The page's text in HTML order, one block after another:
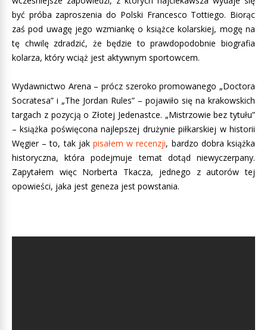
być próba zaproszenia do Polski Francesco Tottiego. Biorąc
zaś pod uwagę jego wzmiankę o książce kolarskiej, mogę na
tę chwilę zdradzić, że będzie to prawdopodobnie biografia
kolarza, który wciąż jest aktywnym sportowcem.
Wydawnictwo Arena – prócz szeroko promowanego „Doctora
Socratesa” i „The Jordan Rules” – pojawiło się na krakowskich
targach z pozycją o Złotej Jedenastce. „Mistrzowie bez tytułu”
– książka poświęcona najlepszej drużynie piłkarskiej w historii
Węgier – to, tak jak pisałem w recenzji, bardzo dobra książka
historyczna, która podejmuje temat dotąd niewyczerpany.
Zapytałem więc Norberta Tkacza, jednego z autorów tej
opowieści, jaka jest geneza jest powstania.